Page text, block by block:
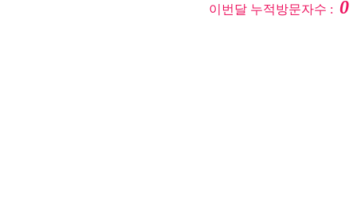
이번달 누적방문자수 :0